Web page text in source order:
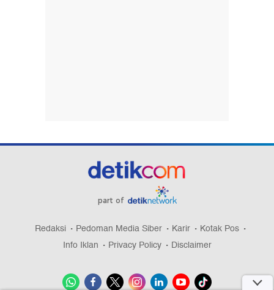
part of
Redaksi Pedoman Media Siber Karir
Kotak Pos
Info Iklan
Privacy Policy Disclaimer